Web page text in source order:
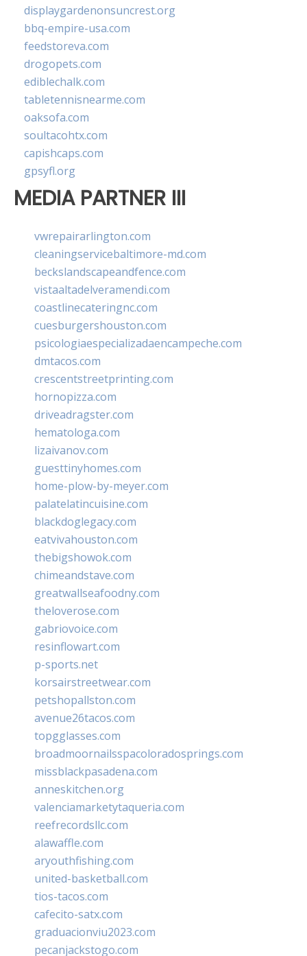
displaygardenonsuncrest.org
bbq-empire-usa.com
feedstoreva.com
drogopets.com
ediblechalk.com
tabletennisnearme.com
oaksofa.com
soultacohtx.com
capishcaps.com
gpsyfl.org
MEDIA PARTNER III
vwrepairarlington.com
cleaningservicebaltimore-md.com
beckslandscapeandfence.com
vistaaltadelveramendi.com
coastlinecateringnc.com
cuesburgershouston.com
psicologiaespecializadaencampeche.com
dmtacos.com
crescentstreetprinting.com
hornopizza.com
driveadragster.com
hematologa.com
lizaivanov.com
guesttinyhomes.com
home-plow-by-meyer.com
palatelatincuisine.com
blackdoglegacy.com
eatvivahouston.com
thebigshowok.com
chimeandstave.com
greatwallseafoodny.com
theloverose.com
gabriovoice.com
resinflowart.com
p-sports.net
korsairstreetwear.com
petshopallston.com
avenue26tacos.com
topgglasses.com
broadmoornailsspacoloradosprings.com
missblackpasadena.com
anneskitchen.org
valenciamarketytaqueria.com
reefrecordsllc.com
alawaffle.com
aryouthfishing.com
united-basketball.com
tios-tacos.com
cafecito-satx.com
graduacionviu2023.com
pecanjackstogo.com